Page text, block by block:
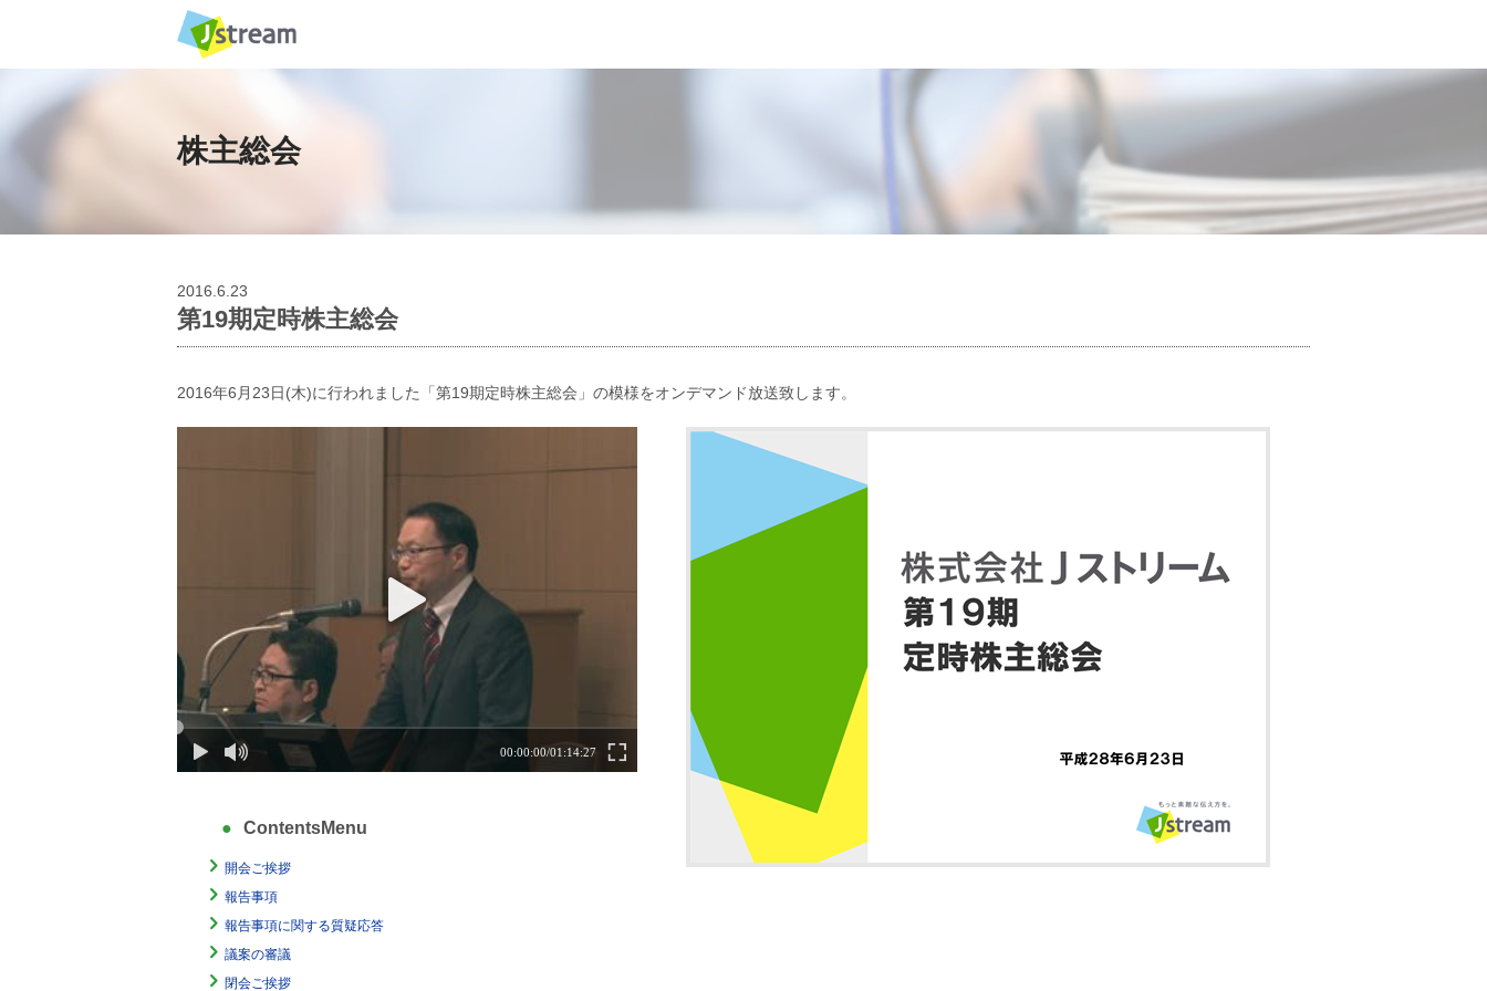
株主総会
2016.6.23
第19期定時株主総会
2016年6月23日(木)に行われました「第19期定時株主総会」の模様をオンデマンド放送致します。
ContentsMenu
開会ご挨拶
報告事項
報告事項に関する質疑応答
議案の審議
閉会ご挨拶